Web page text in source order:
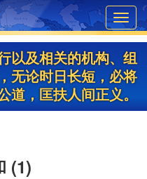
以及相关的机构、组
无论时日长短，必将
道，匡扶人间正义。
(1)